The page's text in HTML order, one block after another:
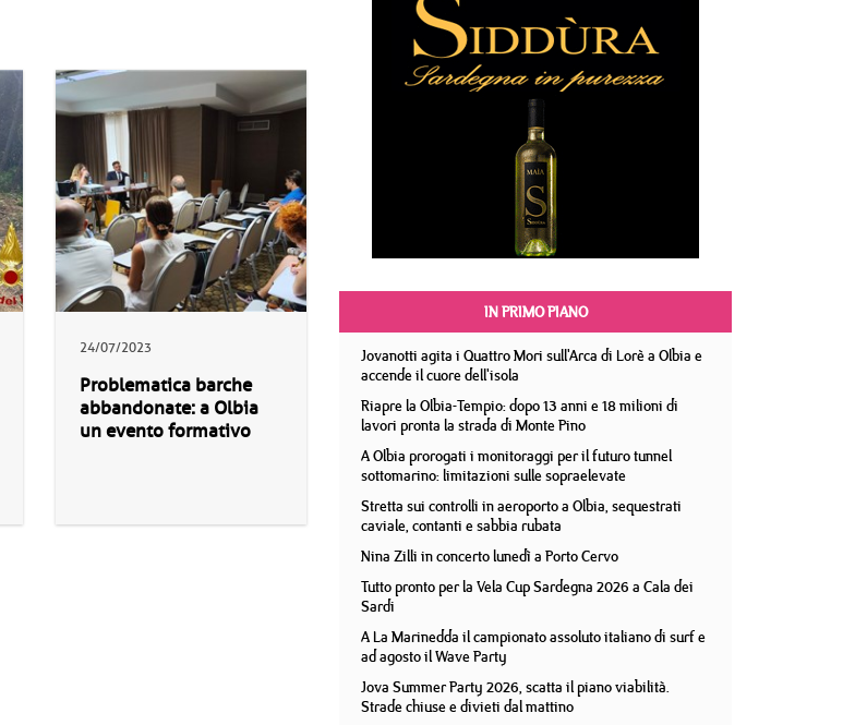
24/07/2023
Problematica barche
abbandonate: a Olbia
un evento formativo
IN PRIMO PIANO
Jovanotti agita i Quattro Mori sull'Arca di Lorè a Olbia e
accende il cuore dell'isola
Riapre la Olbia-Tempio: dopo 13 anni e 18 milioni di
lavori pronta la strada di Monte Pino
A Olbia prorogati i monitoraggi per il futuro tunnel
sottomarino: limitazioni sulle sopraelevate
Stretta sui controlli in aeroporto a Olbia, sequestrati
caviale, contanti e sabbia rubata
Nina Zilli in concerto lunedì a Porto Cervo
Tutto pronto per la Vela Cup Sardegna 2026 a Cala dei
Sardi
A La Marinedda il campionato assoluto italiano di surf e
ad agosto il Wave Party
Jova Summer Party 2026, scatta il piano viabilità.
Strade chiuse e divieti dal mattino